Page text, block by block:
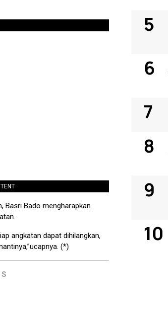
Basri Bado mengharapkan
angkatan dapat dihilangkan,
(*)